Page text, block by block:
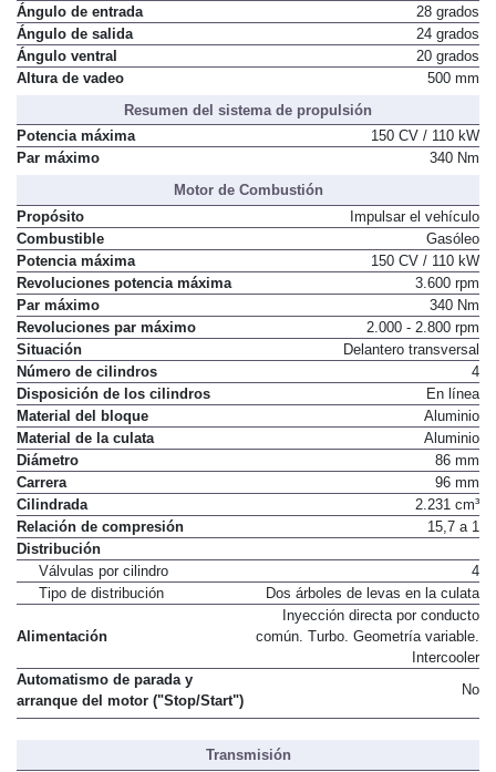
Ángulo de entrada
28 grados
Ángulo de salida
24 grados
Ángulo ventral
20 grados
Altura de vadeo
500 mm
Resumen del sistema de propulsión
Potencia máxima
150 CV / 110 kW
Par máximo
340 Nm
Motor de Combustión
Propósito
Impulsar el vehículo
Combustible
Gasóleo
Potencia máxima
150 CV / 110 kW
Revoluciones potencia máxima
3.600 rpm
Par máximo
340 Nm
Revoluciones par máximo
2.000 - 2.800 rpm
Situación
Delantero transversal
Número de cilindros
4
Disposición de los cilindros
En línea
Material del bloque
Aluminio
Material de la culata
Aluminio
Diámetro
86 mm
Carrera
96 mm
Cilindrada
2.231 cm³
Relación de compresión
15,7 a 1
Distribución
Válvulas por cilindro
4
Tipo de distribución
Dos árboles de levas en la culata
Alimentación
Inyección directa por conducto
común. Turbo. Geometría variable.
Intercooler
Automatismo de parada y
arranque del motor ("Stop/Start")
No
Transmisión